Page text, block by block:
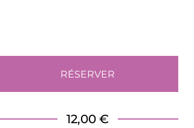
RÉSERVER
12,00 €